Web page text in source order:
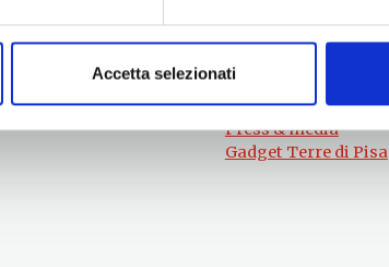
Accetta selezionati
Beni Culturali
Itinerari
Prodotti e Servizi
Chi Siamo
Press & media
Gadget Terre di Pisa